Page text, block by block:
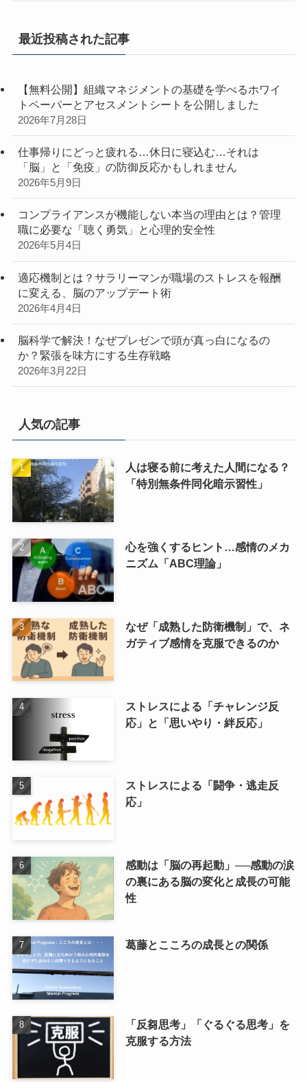
最近投稿された記事
【無料公開】組織マネジメントの基礎を学べるホワイ
トペーパーとアセスメントシートを公開しました
2026年7月28日
仕事帰りにどっと疲れる…休日に寝込む…それは
「脳」と「免疫」の防御反応かもしれません
2026年5月9日
コンプライアンスが機能しない本当の理由とは？管理
職に必要な「聴く勇気」と心理的安全性
2026年5月4日
適応機制とは？サラリーマンが職場のストレスを報酬
に変える、脳のアップデート術
2026年4月4日
脳科学で解決！なぜプレゼンで頭が真っ白になるの
か？緊張を味方にする生存戦略
2026年3月22日
人気の記事
人は寝る前に考えた人間になる？
「特別無条件同化暗示習性」
心を強くするヒント…感情のメカ
ニズム「ABC理論」
なぜ「成熟した防衛機制」で、ネ
ガティブ感情を克服できるのか
ストレスによる「チャレンジ反
応」と「思いやり・絆反応」
ストレスによる「闘争・逃走反
応」
感動は「脳の再起動」──感動の涙
の裏にある脳の変化と成長の可能
性
葛藤とこころの成長との関係
「反芻思考」「ぐるぐる思考」を
克服する方法